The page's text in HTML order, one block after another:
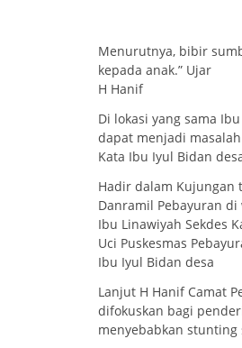
Menurutnya, bibir
kepada anak.” Ujar
H Hanif
Di lokasi yang sama
dapat menjadi
Kata Ibu Iyul Bidan
Hadir dalam Kujungan
Danramil Pebayuran di
Ibu Linawiyah Sekdes
Uci Puskesmas
Ibu Iyul Bidan desa
Lanjut H Hanif Camat
difokuskan bagi
menyebabkan